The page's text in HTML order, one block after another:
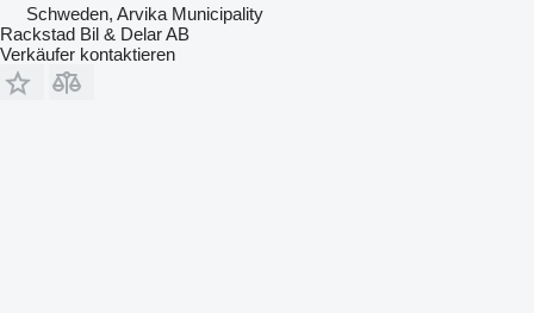
Schweden, Arvika Municipality
Rackstad Bil & Delar AB
Verkäufer kontaktieren